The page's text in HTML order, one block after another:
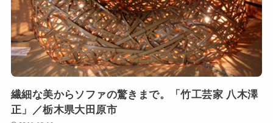
繊細な美からソファの驚きまで。「竹工芸家 八木澤
正」／栃木県大田原市